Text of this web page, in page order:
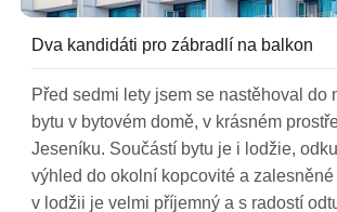
Dva kandidáti pro zábradlí na balkon
Před sedmi lety jsem se nastěhoval do
bytu v bytovém domě, v krásném
Jeseníku. Součástí bytu je i lodžie,
výhled do okolní kopcovité a
v lodžii je velmi příjemný a s radostí